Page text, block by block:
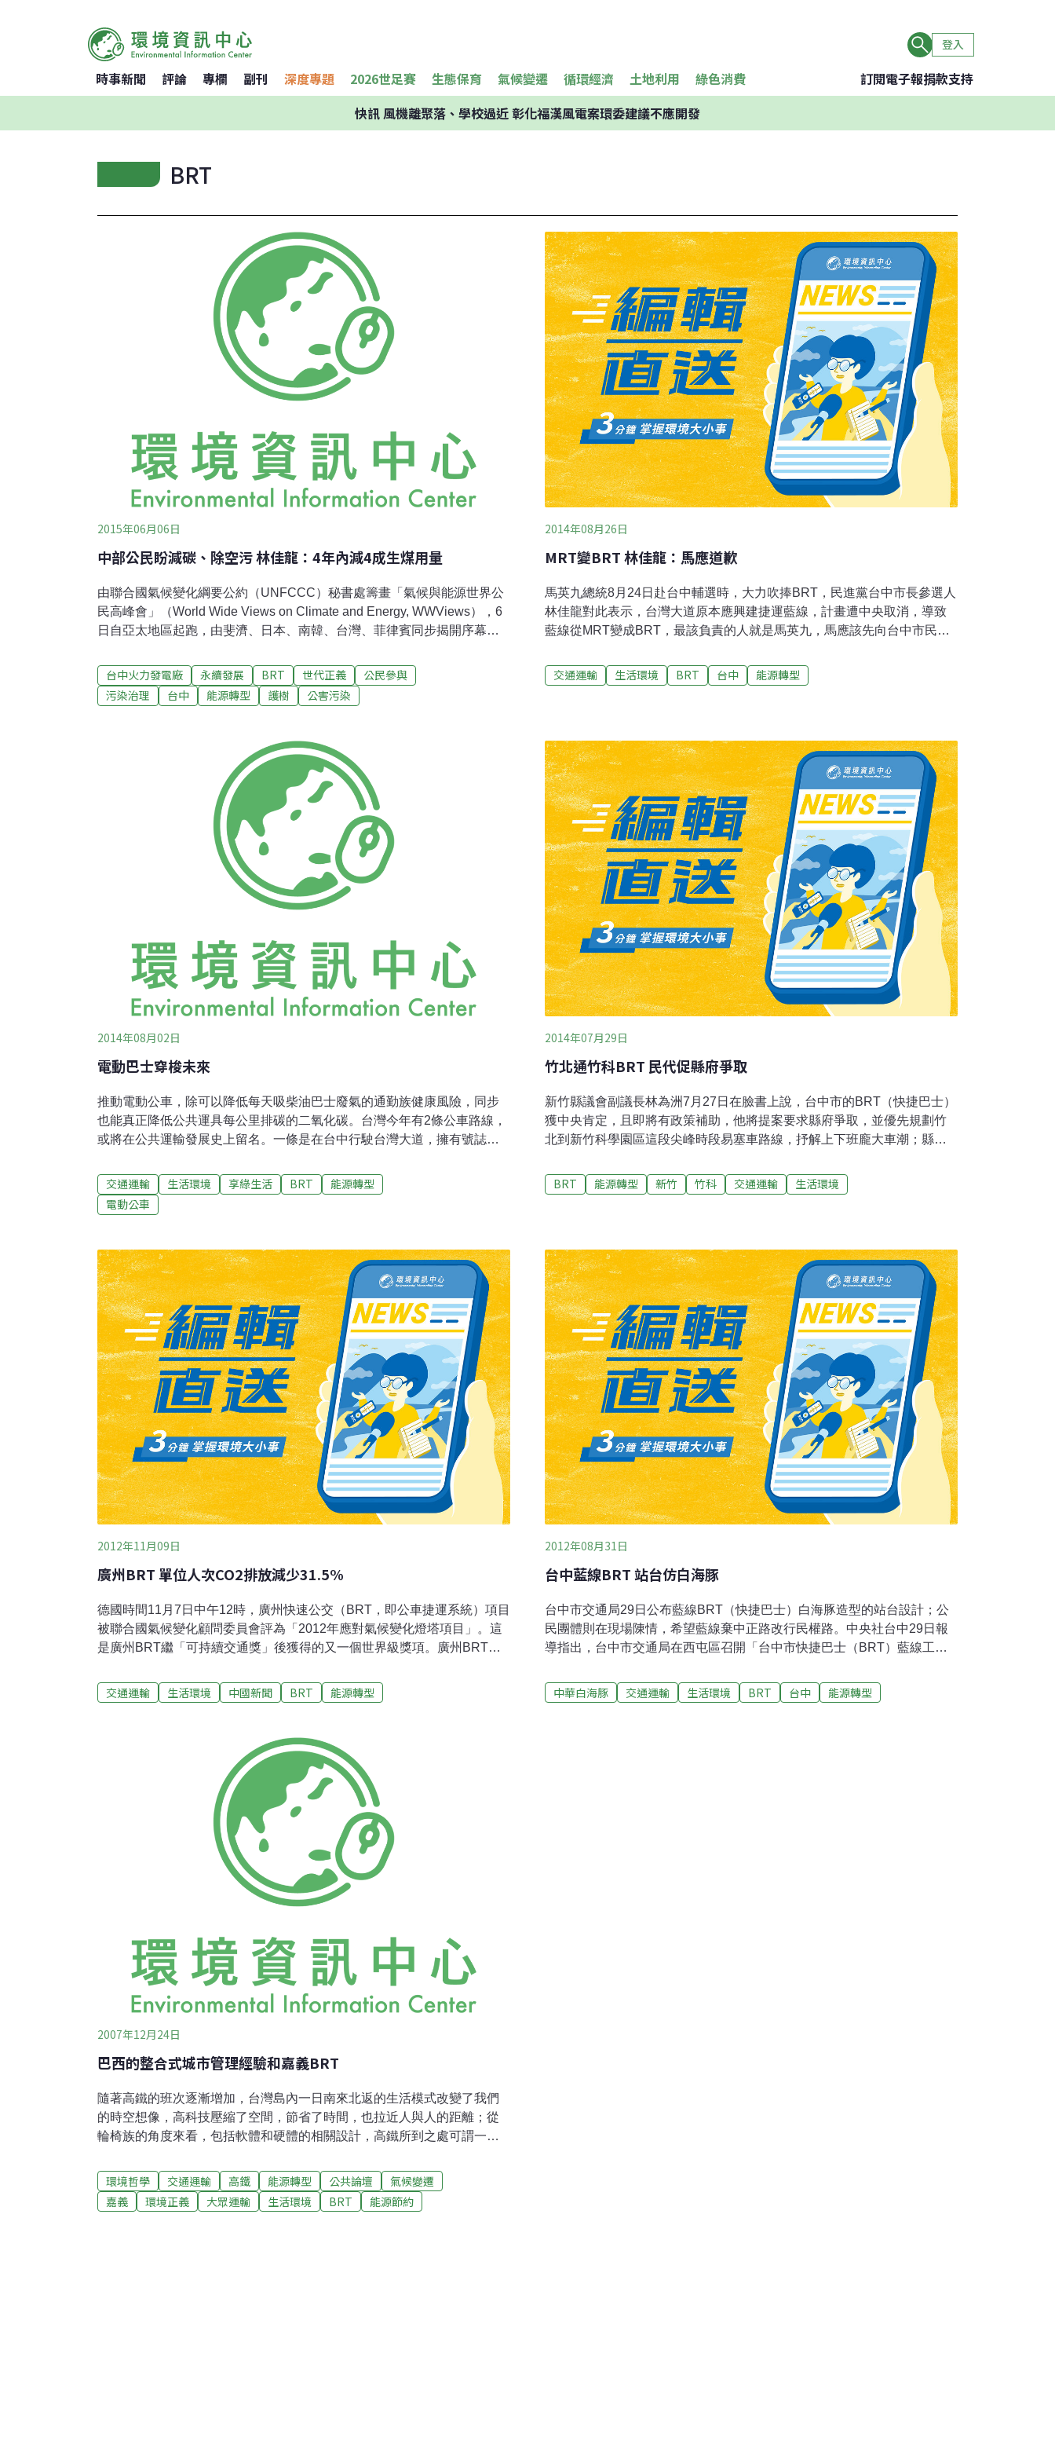
登入
時事新聞 評論 專欄 副刊 深度專題 2026世足賽 生態保育 氣候變遷 循環經濟 土地利用 綠色消費 訂閱電子報捐款支持
快訊風機離聚落、學校過近 彰化福漢風電案環委建議不應開發
BRT
2015年06月06日
中部公民盼減碳、除空污 林佳龍：4年內減4成生煤用量
由聯合國氣候變化綱要公約（UNFCCC）秘書處籌畫「氣候與能源世界公
民高峰會」（World Wide Views on Climate and Energy, WWViews），6
日自亞太地區起跑，由斐濟、日本、南韓、台灣、菲律賓同步揭開序幕，
氣候變遷 中部公民聚焦空污、減碳台灣由北中南三地分頭辦理，中部場次
於台中市政府舉行，近百位來自雲林、彰化、南投的民眾不畏上午的雨
勢，抵達現場為台灣的氣候將來發聲。從中部場討論結果可看出，民眾十
方向努力。台中女中學生蘇薏貞表示，對紀錄片《穹頂之下》印象特別深
刻。「凡是重度汙染、不宜外出的天氣，柴靜便必須把女兒關在家裡，等
於剝奪了基本的生活權利。」蘇蕙貞強調，中部的空氣汙染問題也已危及
下一代，需要更多人重視。擔任主持人的社區
台中火力發電廠 永續發展 BRT 世代正義
公民參與
污染治理
台中 能源轉型 護樹 公害污染
2014年08月26日
MRT變BRT 林佳龍：馬應道歉
馬英九總統8月24日赴台中輔選時，大力吹捧BRT，民進黨台中市長參選人
林佳龍對此表示，台灣大道原本應興建捷運藍線，計畫遭中央取消，導致
藍線從MRT變成BRT，最該負責的人就是馬英九，馬應該先向台中市民道
鐵台中站舉辦自行車活動，兩人高喊「中彰攜手，台灣向前」，強調兩地
每天有60萬通勤人口互動密切，盼透過交通建設，將台中、彰化打造為雙
交通運輸 生活環境 BRT 台中 能源轉型
2014年08月02日
電動巴士穿梭未來
推動電動公車，除可以降低每天吸柴油巴士廢氣的通勤族健康風險，同步
也能真正降低公共運具每公里排碳的二氧化碳。台灣今年有2條公車路線，
或將在公共運輸發展史上留名。一條是在台中行駛台灣大道，擁有號誌優
巴士運輸的「太魯閣客運」。BRT在許多國家已不是新鮮事，台中市經長
久蘊釀與規劃後，雖然前方看似仍有風雨，但總算可以在7月底上路試乘。
電動巴士的發展，則是各國爭相競逐的領域，特別是對岸更是以傾國之
自己的一條路，格外引人注目。部份的台灣城市，已有好幾年政府以示辦
計畫的方式，補貼電動公車在少數路線運行。但當世界衛生組織在2012年
時對外發佈，將柴油廢氣列為國際癌症研究機構（IARC）所認定的第一級
致癌物時，推動進程也開始受到外界關注。政府目前規劃花上200億，在10
年內汱換6
交通運輸 生活環境 享綠生活 BRT
能源轉型
電動公車
2014年07月29日
竹北通竹科BRT 民代促縣府爭取
新竹縣議會副議長林為洲7月27日在臉書上說，台中市的BRT（快捷巴士）
獲中央肯定，且即將有政策補助，他將提案要求縣府爭取，並優先規劃竹
北到新竹科學園區這段尖峰時段易塞車路線，抒解上下班龐大車潮；縣府
補助。林為洲分析，沒有專用道保持行車順暢，也沒有智慧型管理系統，
快捷公車無法真正發揮輸運功能，現在中央對台中市的BRT相當肯定，還
BRT 能源轉型 新竹 竹科 交通運輸 生活環境
2012年11月09日
廣州BRT 單位人次CO2排放減少31.5%
德國時間11月7日中午12時，廣州快速公交（BRT，即公車捷運系統）項目
被聯合國氣候變化顧問委員會評為「2012年應對氣候變化燈塔項目」。這
是廣州BRT繼「可持續交通獎」後獲得的又一個世界級獎項。廣州BRT項
BRT項目之所以能入選的重要原因在於，其提升和發揮了公共交通的運輸
效率，實現了節能減排，並在國內外都產生了深遠的影響，具有較好的示
得每百公里氣耗比普通公交降低了5%，以最高運營里程22.38萬公里計
算，BRT日減少氣耗達7273升，相當於目前全市公交車日均用氣總量的
1/130。也就是說，中山大道快速公交開行一年，就可節省3天全市公交的
用氣量。根據英國標準協會的數據，廣州BRT系統單位人次二氧化碳排放
減少了31.5%。在未來十年，通過提高車輛運行效率，將平均每年
交通運輸 生活環境 中國新聞 BRT 能源轉型
2012年08月31日
台中藍線BRT 站台仿白海豚
台中市交通局29日公布藍線BRT（快捷巴士）白海豚造型的站台設計；公
民團體則在現場陳情，希望藍線棄中正路改行民權路。中央社台中29日報
導指出，台中市交通局在西屯區召開「台中市快捷巴士（BRT）藍線工程
地方意見。藍線BRT白海豚站台的造型概念也首度曝光。「我們不要假
BRT」，中華民國大眾運輸促進協會數名成員在現場舉標語，並向交通局
中華白海豚 交通運輸 生活環境 BRT 台中 能源轉型
2007年12月24日
巴西的整合式城市管理經驗和嘉義BRT
隨著高鐵的班次逐漸增加，台灣島內一日南來北返的生活模式改變了我們
的時空想像，高科技壓縮了空間，節省了時間，也拉近人與人的距離；從
輪椅族的角度來看，包括軟體和硬體的相關設計，高鐵所到之處可謂一片
（她）們寸步難行，嚴重暴露出交通接駁與城市配套政策的缺陷。近日，
筆者藉由青輔會的青年國際交流計畫訪問巴西庫力奇巴市（ Curitiba），發
現當地藉由公共交通的整合與創新，經由三十多年實驗所發展出來的城市
環境哲學 交通運輸 高鐵 能源轉型 公共論壇
氣候變遷
嘉義
環境正義 大眾運輸 生活環境 BRT 能源節約